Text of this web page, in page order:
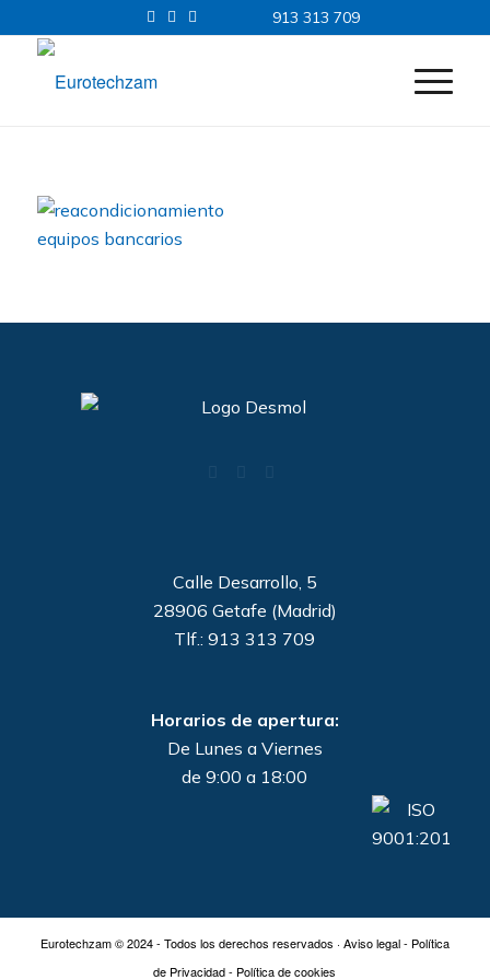
913 313 709
Calle Desarrollo, 5
28906 Getafe (Madrid)
Tlf.: 913 313 709
Horarios de apertura:
De Lunes a Viernes
de 9:00 a 18:00
Eurotechzam © 2024 - Todos los derechos reservados · Aviso legal- Política
de Privacidad- Política de cookies